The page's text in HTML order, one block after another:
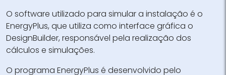
O software utilizado para simular a instalação é o
EnergyPlus, que utiliza como interface gráfica o
DesignBuilder, responsável pela realização dos
cálculos e simulações.
O programa EnergyPlus é desenvolvido pelo